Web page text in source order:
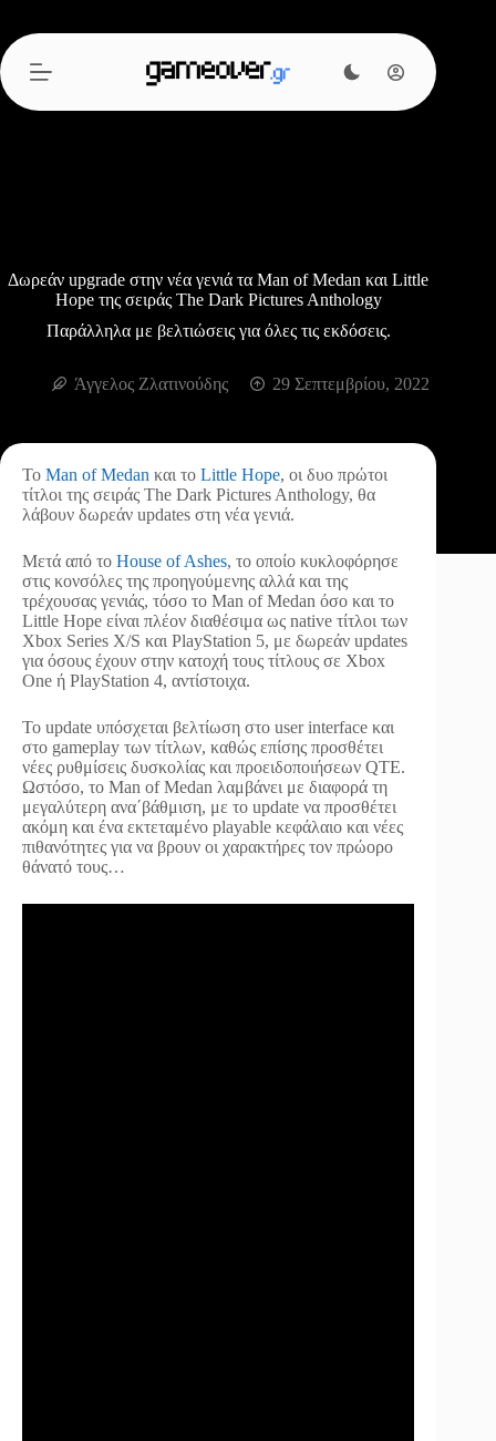
περιεχόμενο
Δωρεάν upgrade στην νέα γενιά τα Man of Medan και Little
Hope της σειράς The Dark Pictures Anthology
Παράλληλα με βελτιώσεις για όλες τις εκδόσεις.
Άγγελος Ζλατινούδης 29 Σεπτεμβρίου, 2022
Το Man of Medan και το Little Hope, οι δυο πρώτοι
τίτλοι της σειράς The Dark Pictures Anthology, θα
λάβουν δωρεάν updates στη νέα γενιά.
Μετά από το House of Ashes, το οποίο κυκλοφόρησε
στις κονσόλες της προηγούμενης αλλά και της
τρέχουσας γενιάς, τόσο το Man of Medan όσο και το
Little Hope είναι πλέον διαθέσιμα ως native τίτλοι των
Xbox Series X/S και PlayStation 5, με δωρεάν updates
για όσους έχουν στην κατοχή τους τίτλους σε Xbox
One ή PlayStation 4, αντίστοιχα.
Το update υπόσχεται βελτίωση στο user interface και
στο gameplay των τίτλων, καθώς επίσης προσθέτει
νέες ρυθμίσεις δυσκολίας και προειδοποιήσεων QTE.
Ωστόσο, το Man of Medan λαμβάνει με διαφορά τη
μεγαλύτερη ανα΄βάθμιση, με το update να προσθέτει
ακόμη και ένα εκτεταμένο playable κεφάλαιο και νέες
πιθανότητες για να βρουν οι χαρακτήρες τον πρώορο
θάνατό τους…